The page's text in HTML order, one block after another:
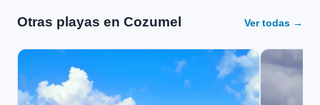
Otras playas en Cozumel Ver todas →